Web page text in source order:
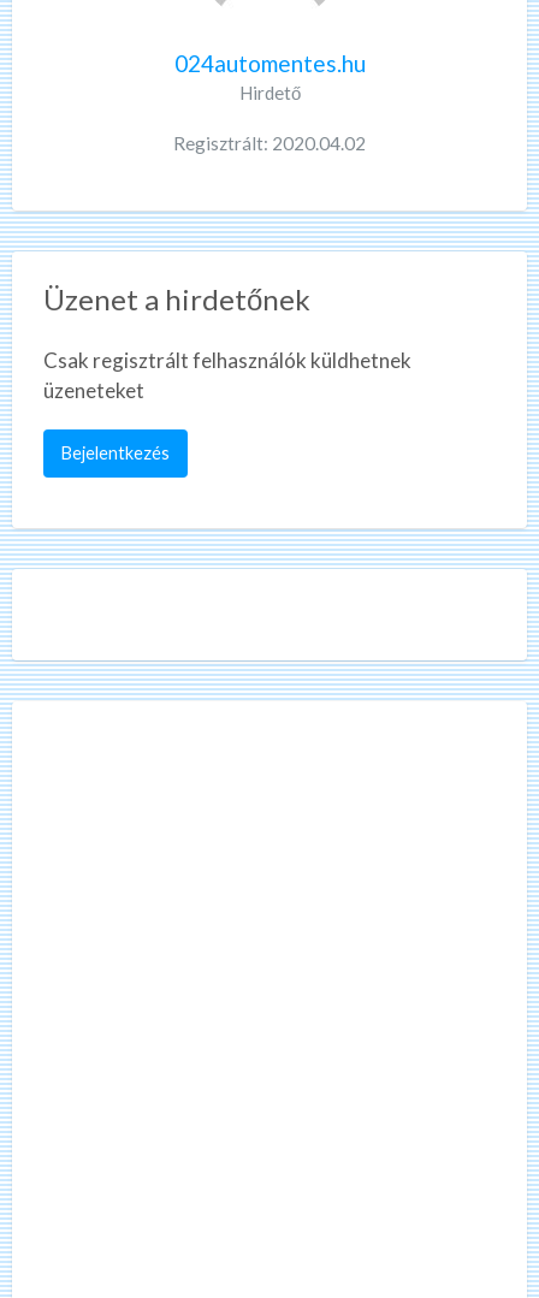
024automentes.hu
Hirdető
Regisztrált: 2020.04.02
Üzenet a hirdetőnek
Csak regisztrált felhasználók küldhetnek
üzeneteket
Bejelentkezés